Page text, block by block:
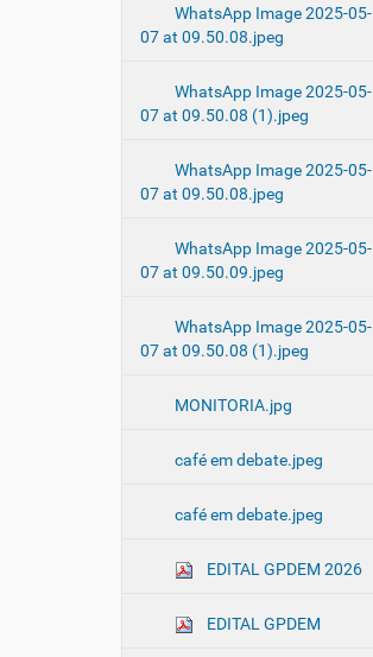
WhatsApp Image 2025-05-
07 at 09.50.08.jpeg
WhatsApp Image 2025-05-
07 at 09.50.08 (1).jpeg
WhatsApp Image 2025-05-
07 at 09.50.08.jpeg
WhatsApp Image 2025-05-
07 at 09.50.09.jpeg
WhatsApp Image 2025-05-
07 at 09.50.08 (1).jpeg
MONITORIA.jpg
café em debate.jpeg
café em debate.jpeg
EDITAL GPDEM 2026
EDITAL GPDEM